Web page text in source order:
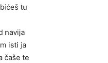
tu
navija
isti ja
čaše te